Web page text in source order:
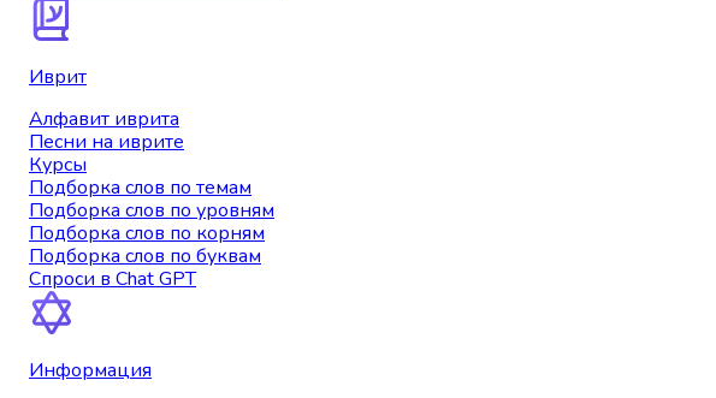
Иврит
Алфавит иврита
Песни на иврите
Курсы
Подборка слов по темам
Подборка слов по уровням
Подборка слов по корням
Подборка слов по буквам
Спроси в Chat GPT
Информация